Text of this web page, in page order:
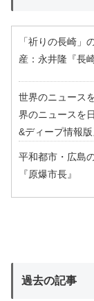
「祈りの長崎」
産：永井隆『長
世界のニュース
界のニュースを
&ディープ情報版
平和都市・広島
『原爆市長』
過去の記事